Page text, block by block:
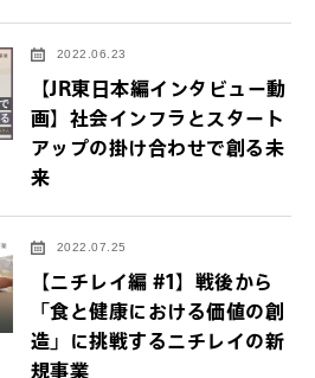
2022.06.23
【JR東日本編インタビュー動
画】社会インフラとスタート
アップの掛け合わせで創る未
来
2022.07.25
【ニチレイ編 #1】戦後から
「食と健康における価値の創
造」に挑戦するニチレイの新
規事業